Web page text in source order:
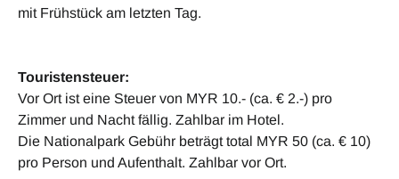
mit Frühstück am letzten Tag.
Touristensteuer:
Vor Ort ist eine Steuer von MYR 10.- (ca. € 2.-) pro
Zimmer und Nacht fällig. Zahlbar im Hotel.
Die Nationalpark Gebühr beträgt total MYR 50 (ca. € 10)
pro Person und Aufenthalt. Zahlbar vor Ort.